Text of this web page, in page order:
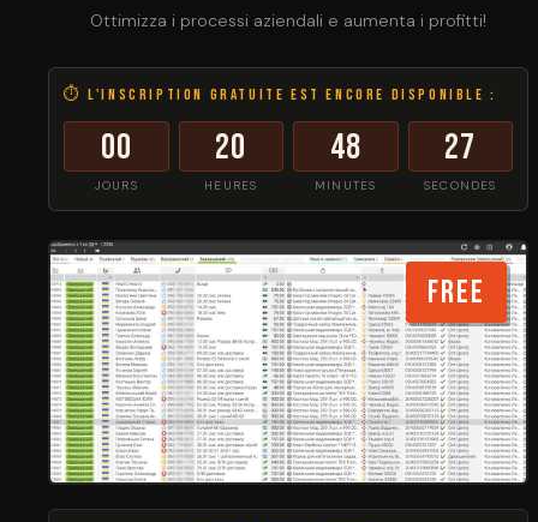
Ottimizza i processi aziendali e aumenta i profitti!
⏱ L'inscription gratuite est encore disponible :
00
JOURS
20
HEURES
48
MINUTES
27
SECONDES
FREE